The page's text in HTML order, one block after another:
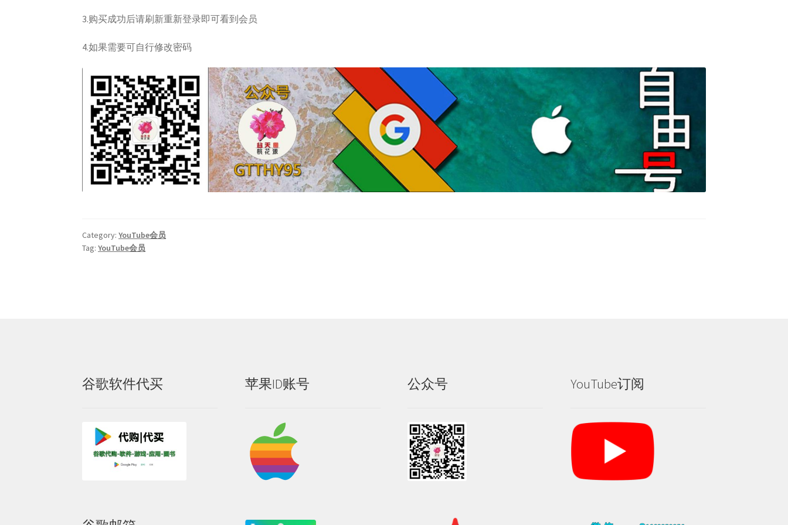
3.购买成功后请刷新重新登录即可看到会员
4.如果需要可自行修改密码
Category:YouTube会员
Tag:YouTube会员
谷歌软件代买 苹果ID账号 公众号 YouTube订阅